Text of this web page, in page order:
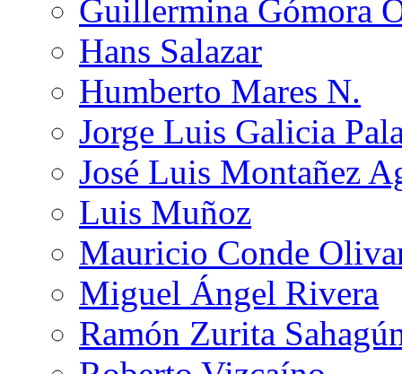
Guillermina Gómora
Hans Salazar
Humberto Mares N.
Jorge Luis Galicia
José Luis Montañez
Luis Muñoz
Mauricio Conde
Miguel Ángel Rivera
Ramón Zurita